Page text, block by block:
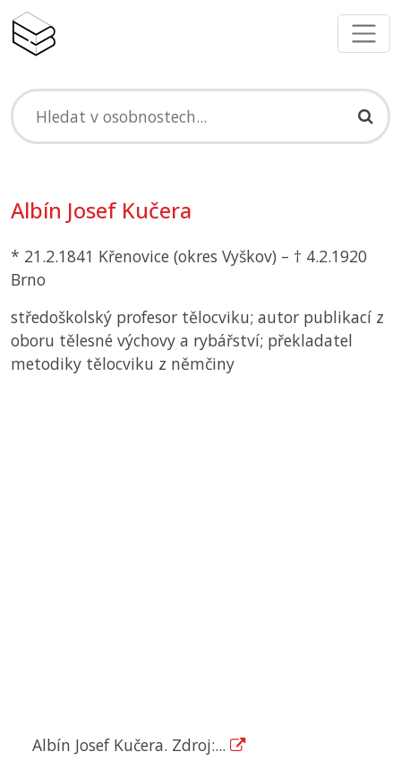
Albín Josef Kučera
* 21.2.1841 Křenovice (okres Vyškov) – † 4.2.1920
Brno
středoškolský profesor tělocviku; autor publikací z
oboru tělesné výchovy a rybářství; překladatel
metodiky tělocviku z němčiny
Albín Josef Kučera. Zdroj:...